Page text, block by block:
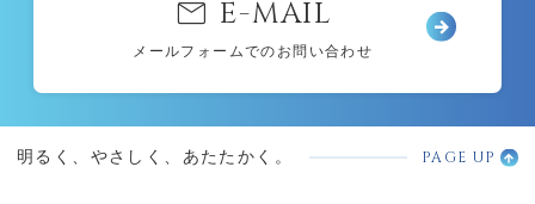
mail E-MAIL
メールフォームでのお問い合わせ
明るく、やさしく、あたたかく。 PAGE UP